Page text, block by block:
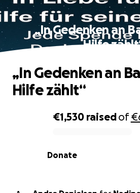
„In Gedenken an
Hilfe
0% complete
€1,530 raisedof
Donate
„In Gedenken an
Hilfe zählt“